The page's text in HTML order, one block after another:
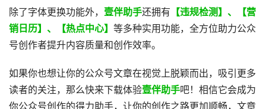
除了字体更换功能外， 壹伴助手还拥有 【违规检测】、【营
销日历】、【热点中心】 等多种实用功能，全方位助力公众
号创作者提升内容质量和创作效率。
如果你也想让你的公众号文章在视觉上脱颖而出，吸引更多
读者的关注，那么快来下载体验壹伴助手吧！相信它会成为
你公众号创作的得力助手，让你的创作之路更加顺畅，文章